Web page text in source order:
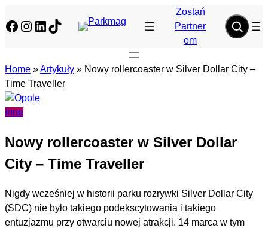
do
Facebook
Instagram
LinkedIn
TikTok
Zostań
Partner
em
Home »Artykuły » Nowy rollercoaster w Silver Dollar City –
Time Traveller
Inne
Nowy rollercoaster w Silver Dollar
City – Time Traveller
Nigdy wcześniej w historii parku rozrywki Silver Dollar City
(SDC) nie było takiego podekscytowania i takiego
entuzjazmu przy otwarciu nowej atrakcji. 14 marca w tym